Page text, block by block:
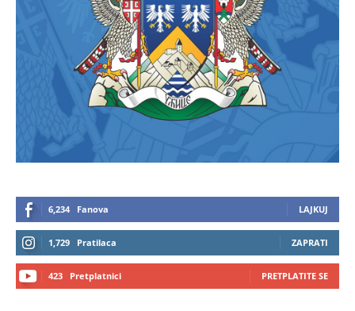
6,234 Fanova LAJKUJ
1,729 Pratilaca ZAPRATI
423 Pretplatnici PRETPLATITE SE